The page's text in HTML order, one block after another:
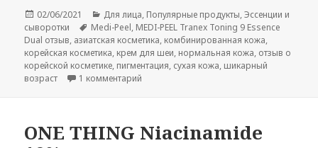
Опубликовано
02/06/2021 Рубрики
Для лица, Популярные продукты,Эссенции и
сыворотки
Метки
Medi-Peel, MEDI-PEEL Tranex Toning 9 Essence
Dual отзыв, азиатская косметика, комбинированная кожа,
корейская косметика, крем для шеи, нормальная кожа, отзыв о
корейской косметике, пигментация, сухая кожа, шикарный
возраст
1 комментарий
ONE THING Niacinamide